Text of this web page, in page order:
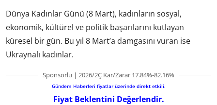
Dünya Kadınlar Günü (8 Mart), kadınların sosyal,
ekonomik, kültürel ve politik başarılarını kutlayan
küresel bir gün. Bu yıl 8 Mart’a damgasını vuran ise
Ukraynalı kadınlar.
Sponsorlu | 2026/2Ç Kar/Zarar 17.84%-82.16%
Gündem Haberleri fiyatlar üzerinde direkt etkili.
Fiyat Beklentini Değerlendir.